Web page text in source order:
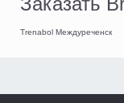
Trenabol Междуреченск